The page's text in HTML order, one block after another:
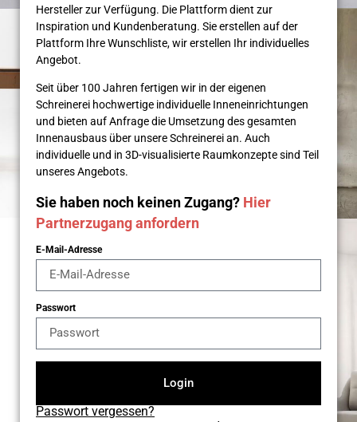
Hersteller zur Verfügung. Die Plattform dient zur
Inspiration und Kunden­beratung. Sie erstellen auf der
Plattform Ihre Wunsch­liste, wir erstellen Ihr individuelles
Angebot.
Seit über 100 Jahren fertigen wir in der eigenen
Schreinerei hochwertige individuelle Inneneinrichtungen
und bieten auf Anfrage die Umsetzung des gesamten
Innenausbaus über unsere Schreinerei an. Auch
individuelle und in 3D-visualisierte Raumkonzepte sind Teil
unseres Angebots.
Sie haben noch keinen Zugang? Hier
Partnerzugang anfordern
E-Mail-Adresse
Passwort
Login
Passwort vergessen?